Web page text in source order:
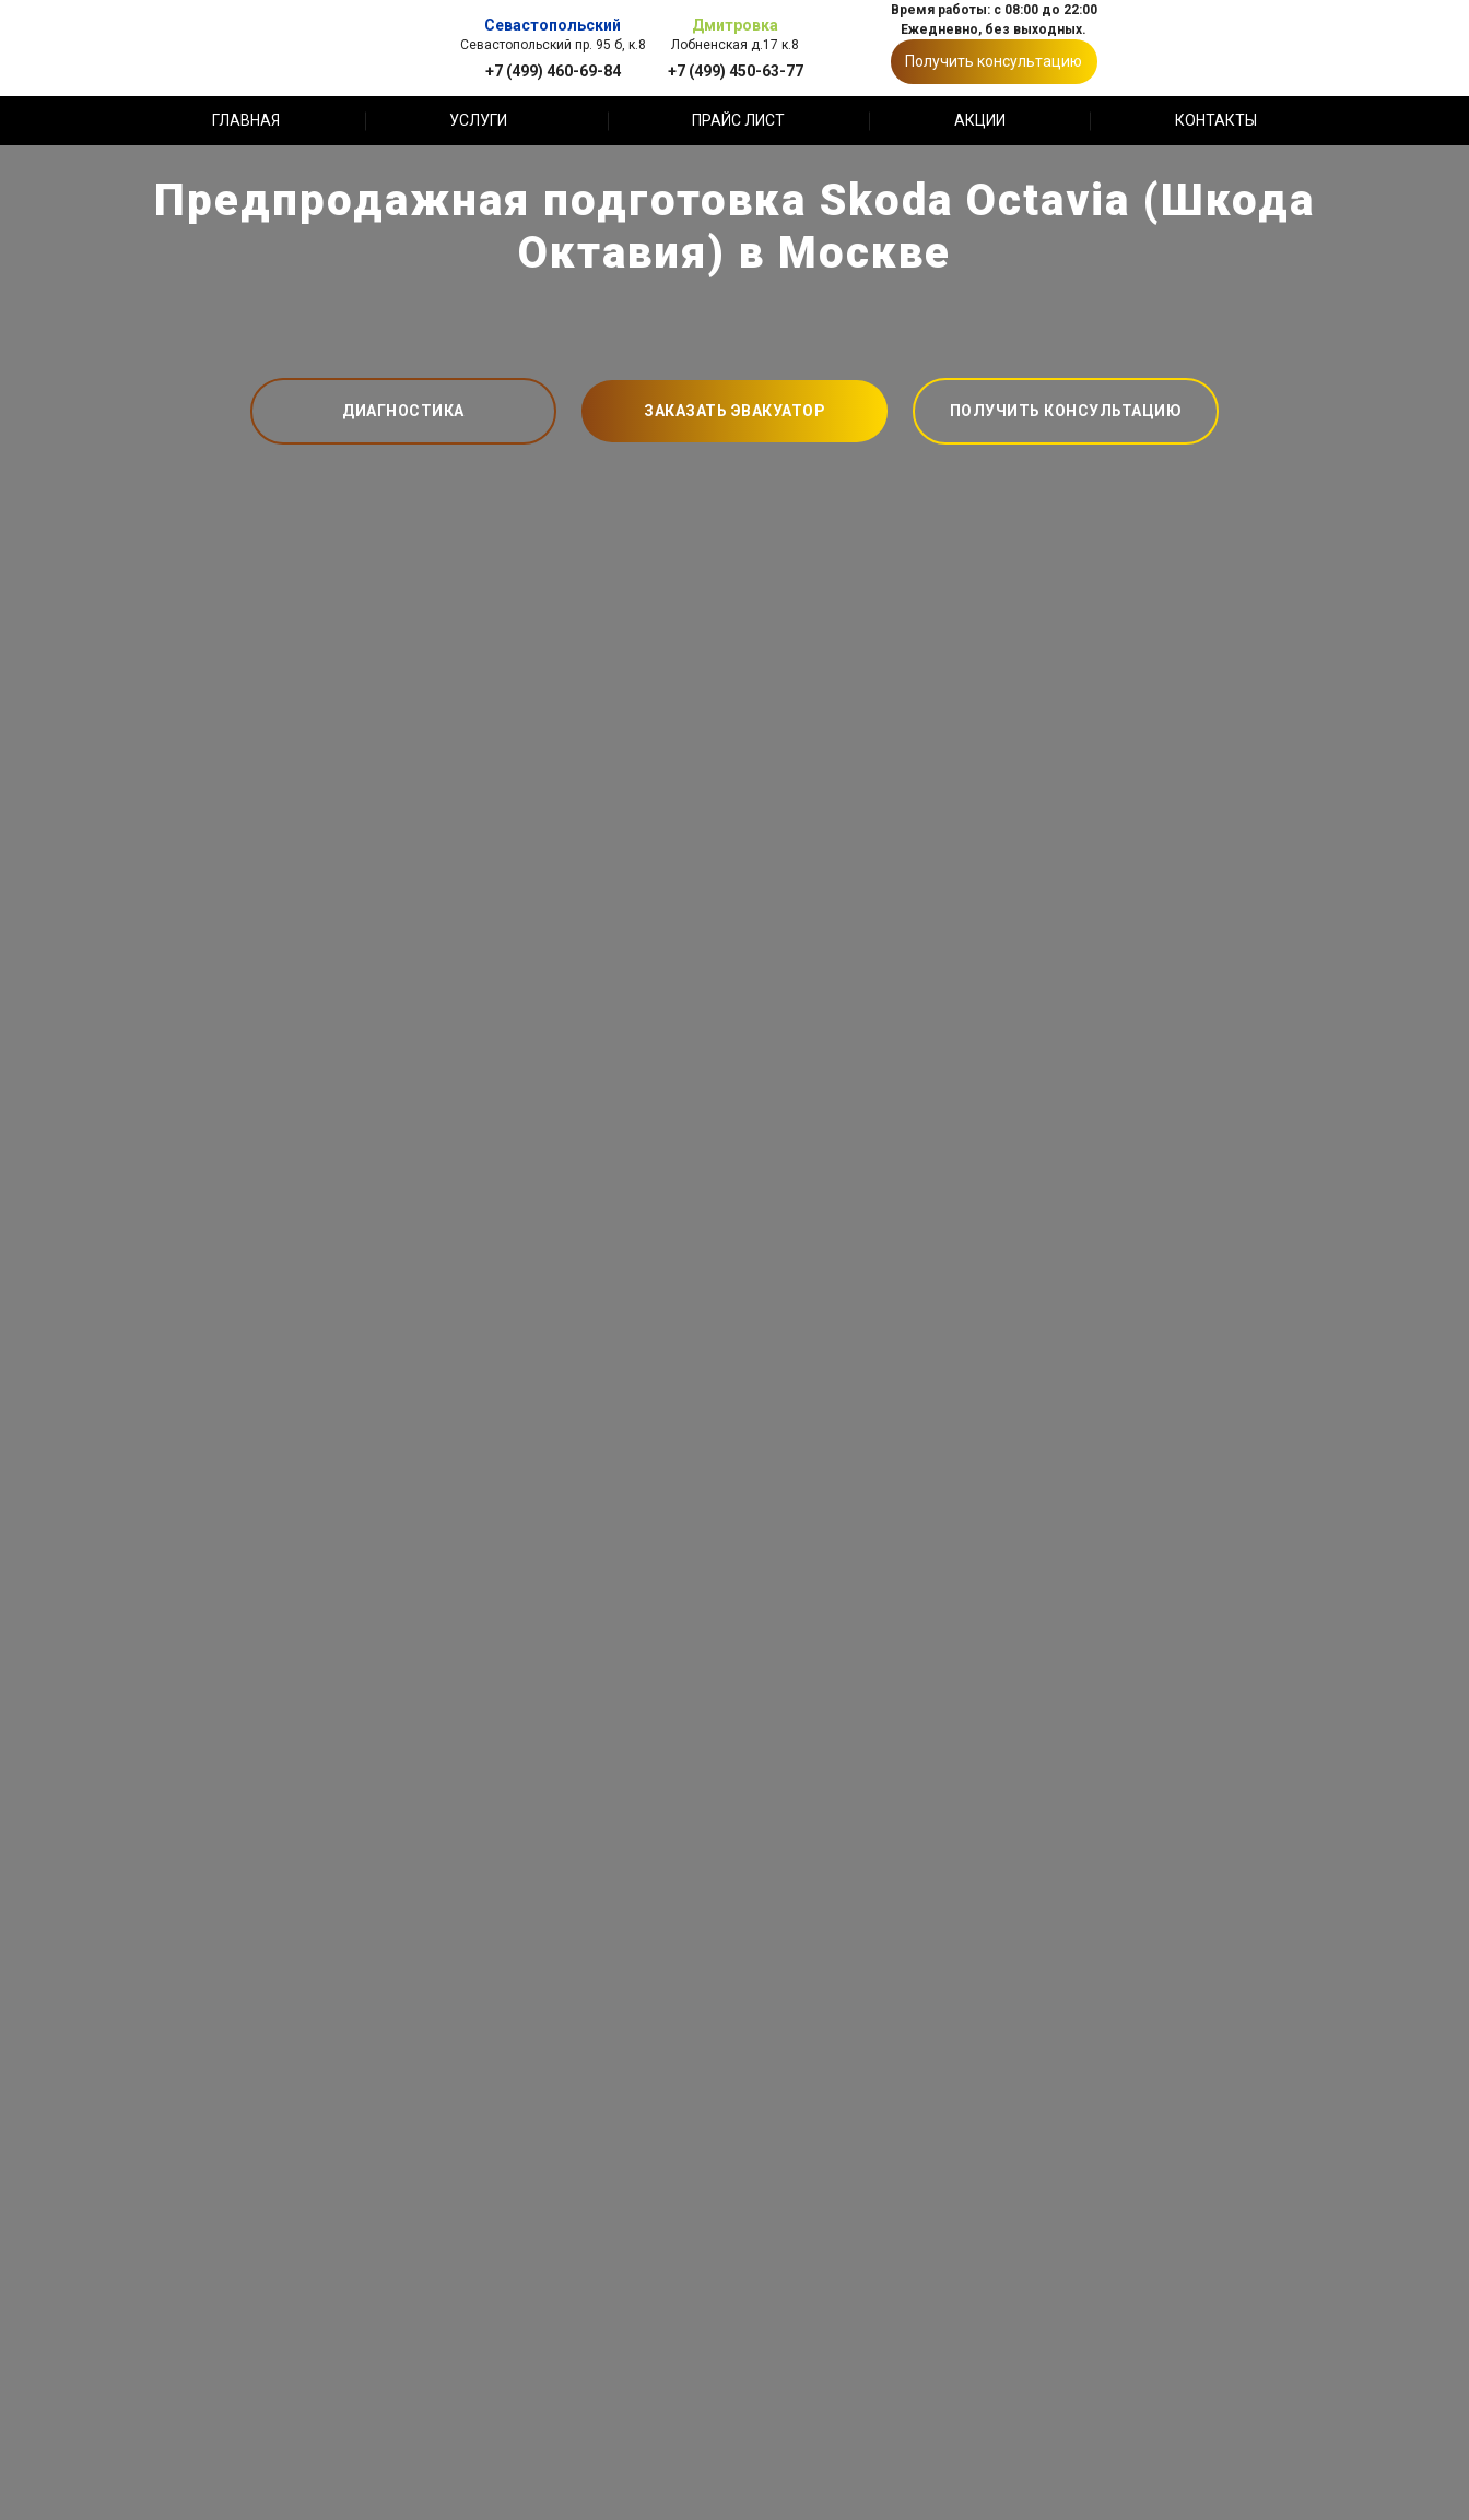
Севастопольский
Севастопольский пр. 95 б, к.8
+7 (499) 460-69-84
Дмитровка
Лобненская д.17 к.8
+7 (499) 450-63-77
Время работы: с 08:00 до 22:00
Ежедневно, без выходных.
Получить консультацию
ГЛАВНАЯ УСЛУГИ ПРАЙС ЛИСТ АКЦИИ КОНТАКТЫ
Предпродажная подготовка Skoda Octavia (Шкода
Октавия) в Москве
ДИАГНОСТИКА ЗАКАЗАТЬ ЭВАКУАТОР ПОЛУЧИТЬ КОНСУЛЬТАЦИЮ